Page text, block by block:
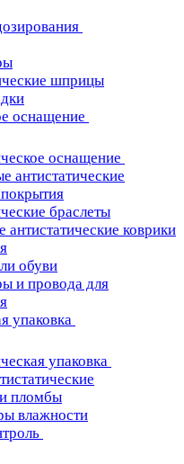
шприцы
оснащение
оснащение
антистатические
браслеты
антистатические коврики
обуви
и провода для
упаковка
упаковка
пломбы
влажности